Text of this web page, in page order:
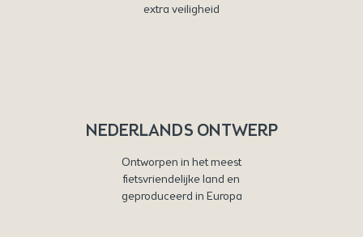
extra veiligheid
NEDERLANDS ONTWERP
Ontworpen in het meest
fietsvriendelijke land en
geproduceerd in Europa